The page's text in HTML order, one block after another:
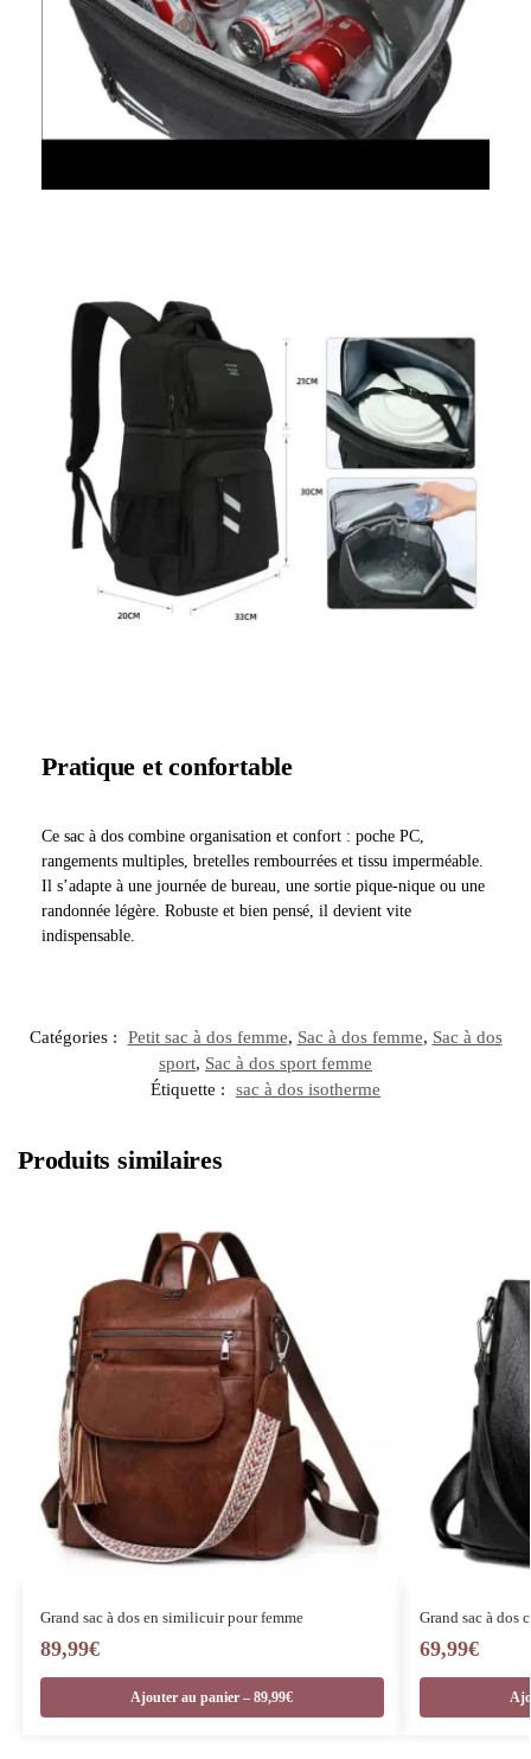
Pratique et confortable
Ce sac à dos combine organisation et confort : poche PC,
rangements multiples, bretelles rembourrées et tissu imperméable.
Il s’adapte à une journée de bureau, une sortie pique-nique ou une
randonnée légère. Robuste et bien pensé, il devient vite
indispensable.
Catégories : Petit sac à dos femme, Sac à dos femme, Sac à dos
sport, Sac à dos sport femme
Étiquette :
sac à dos isotherme
Produits similaires
Grand sac à dos en similicuir pour femme
89,99€
Ajouter au panier – 89,99€
Grand sac à dos
69,99€